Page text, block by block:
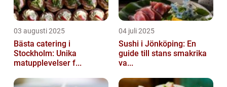
03 augusti 2025
Bästa catering i
Stockholm: Unika
matupplevelser f...
04 juli 2025
Sushi i Jönköping: En
guide till stans smakrika
va...